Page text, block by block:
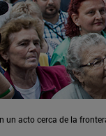
un acto cerca de la